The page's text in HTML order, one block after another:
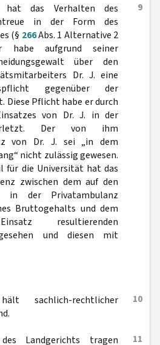
9
hat das Verhalten des
in der Form des
(§ 266Abs. 1 Alternative 2
habe aufgrund seiner
über den
Dr. J. eine
gegenüber der
Diese Pflicht habe er durch
von Dr. J. in der
Der von ihm
von Dr. J. sei „in dem
nicht zulässig gewesen.
für die Universität hat das
zwischen dem auf den
der Privatambulanz
Bruttogehalts und dem
resultierenden
und diesen mit
10
sachlich-rechtlicher
11
Landgerichts tragen